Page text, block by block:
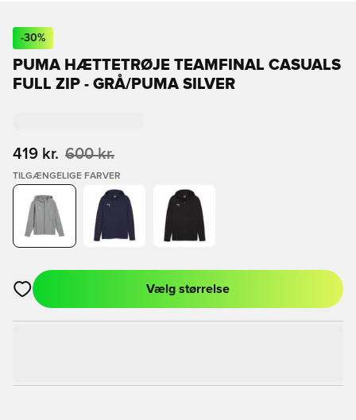
-30%
PUMA HÆTTETRØJE TEAMFINAL CASUALS
FULL ZIP - GRÅ/PUMA SILVER
419 kr. 600 kr.
TILGÆNGELIGE FARVER
Åbner en Modal til at logge ind eller tilmelde dig som medlem
Vælg størrelse